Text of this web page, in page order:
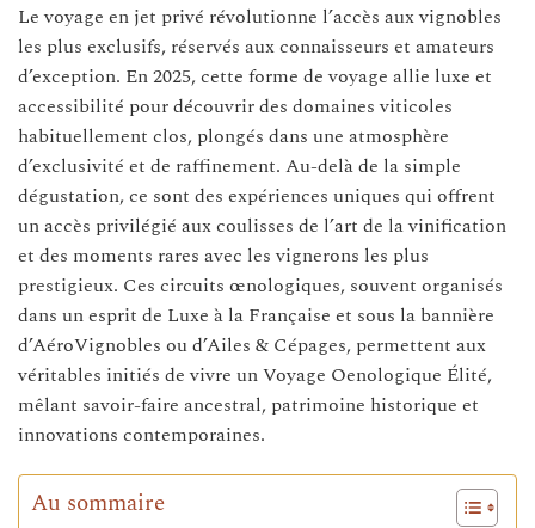
Le voyage en jet privé révolutionne l’accès aux vignobles
les plus exclusifs, réservés aux connaisseurs et amateurs
d’exception. En 2025, cette forme de voyage allie luxe et
accessibilité pour découvrir des domaines viticoles
habituellement clos, plongés dans une atmosphère
d’exclusivité et de raffinement. Au-delà de la simple
dégustation, ce sont des expériences uniques qui offrent
un accès privilégié aux coulisses de l’art de la vinification
et des moments rares avec les vignerons les plus
prestigieux. Ces circuits œnologiques, souvent organisés
dans un esprit de Luxe à la Française et sous la bannière
d’AéroVignobles ou d’Ailes & Cépages, permettent aux
véritables initiés de vivre un Voyage Oenologique Élité,
mêlant savoir-faire ancestral, patrimoine historique et
innovations contemporaines.
Au sommaire